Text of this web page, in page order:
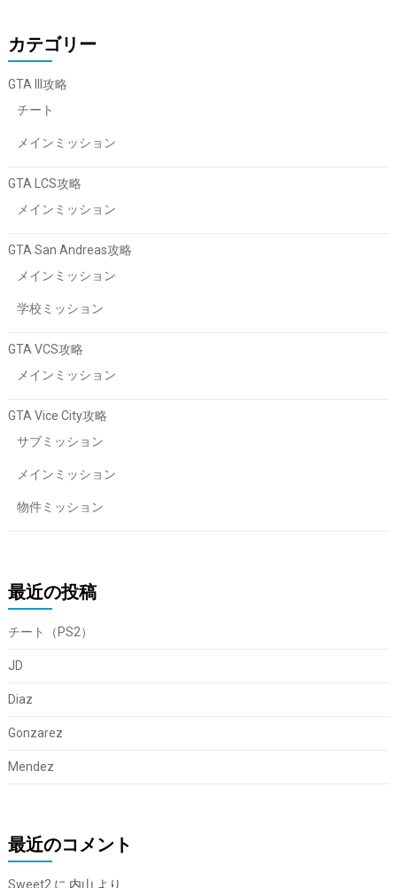
シ
ョ
ン
カテゴリー
GTA III攻略
チート
メインミッション
GTA LCS攻略
メインミッション
GTA San Andreas攻略
メインミッション
学校ミッション
GTA VCS攻略
メインミッション
GTA Vice City攻略
サブミッション
メインミッション
物件ミッション
最近の投稿
チート（PS2）
JD
Diaz
Gonzarez
Mendez
最近のコメント
Sweet2 に 内山 より